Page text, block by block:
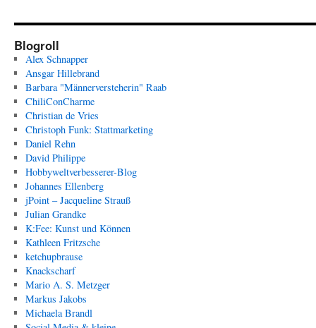
Blogroll
Alex Schnapper
Ansgar Hillebrand
Barbara "Männerversteherin" Raab
ChiliConCharme
Christian de Vries
Christoph Funk: Stattmarketing
Daniel Rehn
David Philippe
Hobbyweltverbesserer-Blog
Johannes Ellenberg
jPoint – Jacqueline Strauß
Julian Grandke
K:Fee: Kunst und Können
Kathleen Fritzsche
ketchupbrause
Knackscharf
Mario A. S. Metzger
Markus Jakobs
Michaela Brandl